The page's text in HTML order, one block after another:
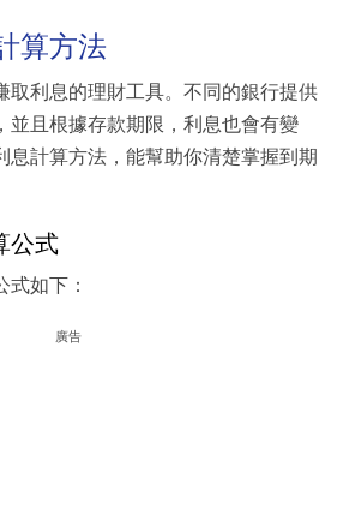
算方法
取利息的理財工具。不同的銀行提供
並且根據存款期限，利息也會有變
息計算方法，能幫助你清楚掌握到期
公式
式如下：
廣告